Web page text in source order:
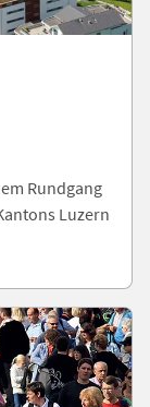
Rundgang
Luzern